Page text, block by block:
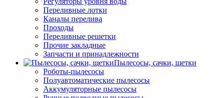
Переливные лотки
Каналы перелива
Проходы
Переливные решетки
Прочие закладные
Запчасти и принадлежности
Пылесосы, сачки, щетки
Роботы-пылесосы
Полуавтоматические пылесосы
Аккумуляторные пылесосы